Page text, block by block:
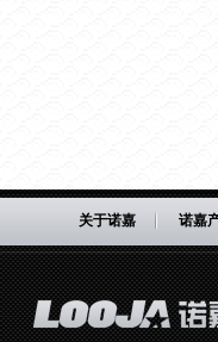
关于诺嘉 诺嘉